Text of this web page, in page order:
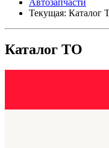
Автозапчасти
Текущая: Каталог
Каталог ТО